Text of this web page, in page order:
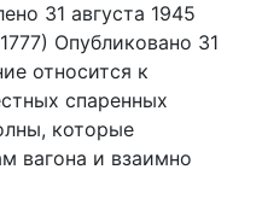
31 августа 1945
Опубликовано 31
относится к
спаренных
которые
вагона и взаимно